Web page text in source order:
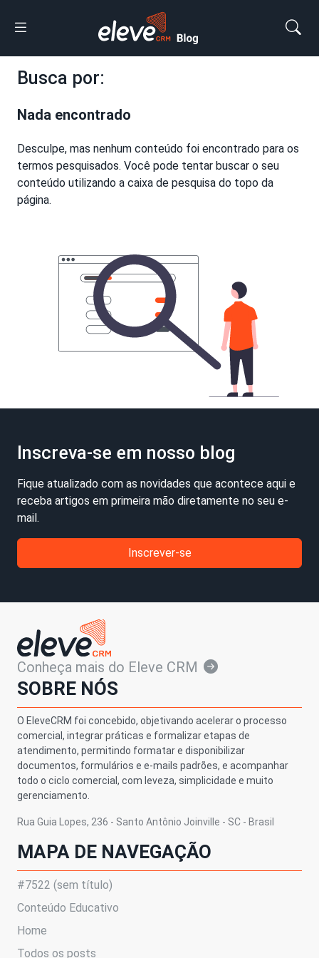
Busca por:
Nada encontrado
Desculpe, mas nenhum conteúdo foi encontrado para os
termos pesquisados. Você pode tentar buscar o seu
conteúdo utilizando a caixa de pesquisa do topo da
página.
Inscreva-se em nosso blog
Fique atualizado com as novidades que acontece aqui e
receba artigos em primeira mão diretamente no seu e-
mail.
Inscrever-se
Conheça mais do Eleve CRM
SOBRE NÓS
O EleveCRM foi concebido, objetivando acelerar o processo
comercial, integrar práticas e formalizar etapas de
atendimento, permitindo formatar e disponibilizar
documentos, formulários e e-mails padrões, e acompanhar
todo o ciclo comercial, com leveza, simplicidade e muito
gerenciamento.
Rua Guia Lopes, 236 - Santo Antônio Joinville - SC - Brasil
MAPA DE NAVEGAÇÃO
#7522 (sem título)
Conteúdo Educativo
Home
Todos os posts